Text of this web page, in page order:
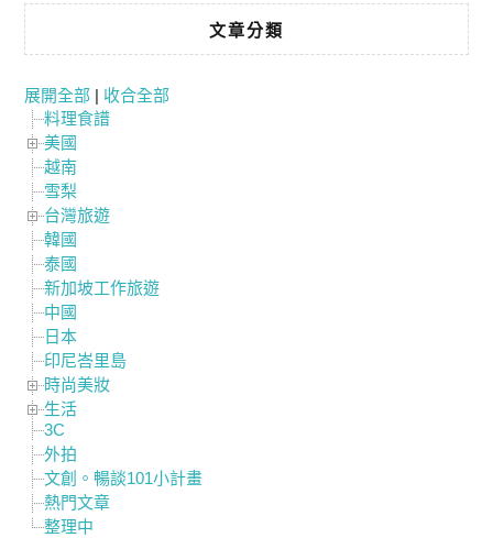
文章分類
展開全部 | 收合全部
料理食譜
美國
越南
雪梨
台灣旅遊
韓國
泰國
新加坡工作旅遊
中國
日本
印尼峇里島
時尚美妝
生活
3C
外拍
文創。暢談101小計畫
熱門文章
整理中